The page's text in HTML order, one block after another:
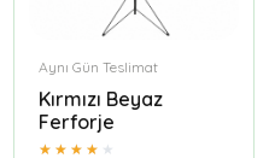
Aynı Gün Teslimat
Kırmızı Beyaz
Ferforje